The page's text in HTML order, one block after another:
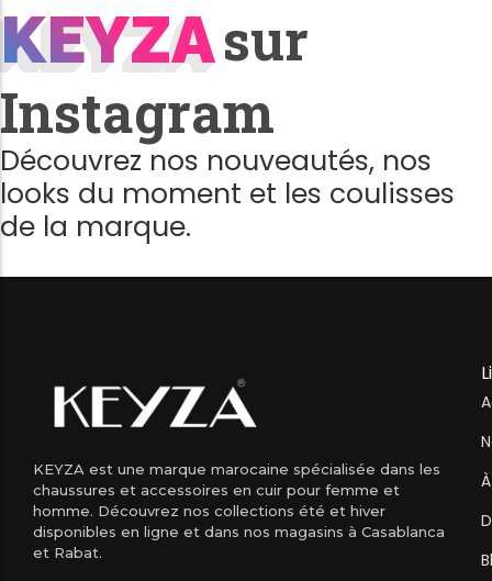
KEYZA
KEYZAsur
Instagram
Découvrez nos nouveautés, nos
looks du moment et les coulisses
de la marque.
KEYZA est une marque marocaine spécialisée dans les
chaussures et accessoires en cuir pour femme et
homme. Découvrez nos collections été et hiver
disponibles en ligne et dans nos magasins à Casablanca
et Rabat.